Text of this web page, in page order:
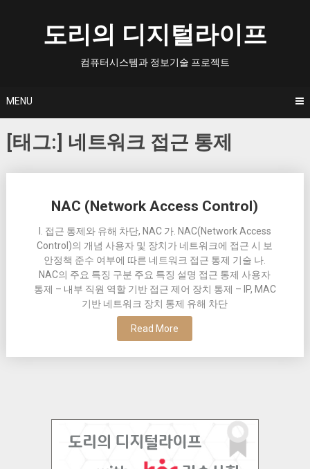
도리의 디지털라이프
컴퓨터시스템과 정보기술 프로젝트
MENU
[태그:] 네트워크 접근 통제
NAC (Network Access Control)
I. 접근 통제와 유해 차단, NAC 가. NAC(Network Access
Control)의 개념 사용자 및 장치가 네트워크에 접근 시 보
안정책 준수 여부에 따른 네트워크 접근 통제 기술 나.
NAC의 주요 특징 구분 주요 특징 설명 접근 통제 사용자
통제 – 내부 직원 역할 기반 접근 제어 장치 통제 – IP, MAC
기반 네트워크 장치 통제 유해 차단
Read More
navigation